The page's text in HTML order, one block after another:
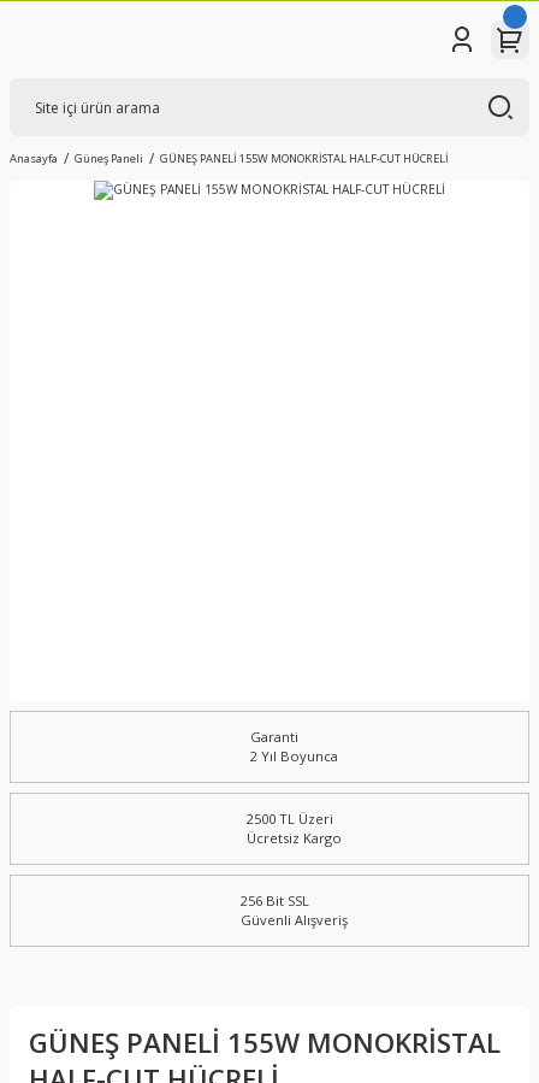
Anasayfa Güneş Paneli GÜNEŞ PANELİ 155W MONOKRİSTAL HALF-CUT HÜCRELİ
Garanti
2 Yıl Boyunca
2500 TL Üzeri
Ücretsiz Kargo
256 Bit SSL
Güvenli Alışveriş
GÜNEŞ PANELİ 155W MONOKRİSTAL